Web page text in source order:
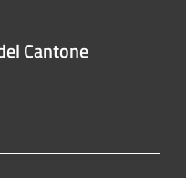
Cantone